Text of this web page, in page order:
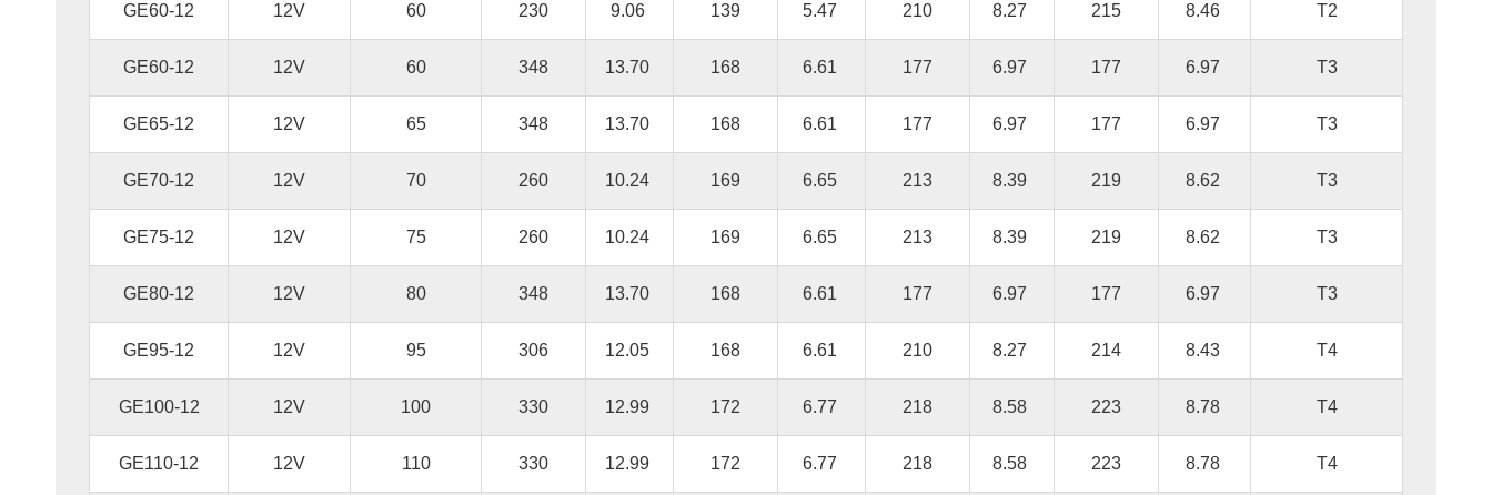
GE60-12 12V 60 230 9.06 139 5.47 210 8.27 215 8.46 T2
GE60-12 12V 60 348 13.70 168 6.61 177 6.97 177 6.97 T3
GE65-12 12V 65 348 13.70 168 6.61 177 6.97 177 6.97 T3
GE70-12 12V 70 260 10.24 169 6.65 213 8.39 219 8.62 T3
GE75-12 12V 75 260 10.24 169 6.65 213 8.39 219 8.62 T3
GE80-12 12V 80 348 13.70 168 6.61 177 6.97 177 6.97 T3
GE95-12 12V 95 306 12.05 168 6.61 210 8.27 214 8.43 T4
GE100-12 12V 100 330 12.99 172 6.77 218 8.58 223 8.78 T4
GE110-12 12V 110 330 12.99 172 6.77 218 8.58 223 8.78 T4